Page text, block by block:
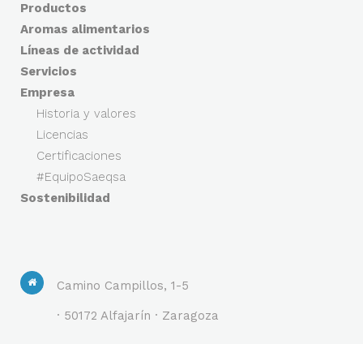
Productos
Aromas alimentarios
Líneas de actividad
Servicios
Empresa
Historia y valores
Licencias
Certificaciones
#EquipoSaeqsa
Sostenibilidad
Camino Campillos, 1-5
· 50172 Alfajarín · Zaragoza